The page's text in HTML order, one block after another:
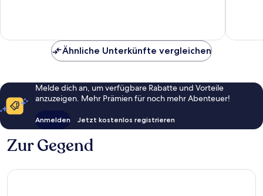
Ähnliche Unterkünfte vergleichen
Melde dich an, um verfügbare Rabatte und Vorteile
anzuzeigen. Mehr Prämien für noch mehr Abenteuer!
Anmelden Jetzt kostenlos registrieren
Zur Gegend